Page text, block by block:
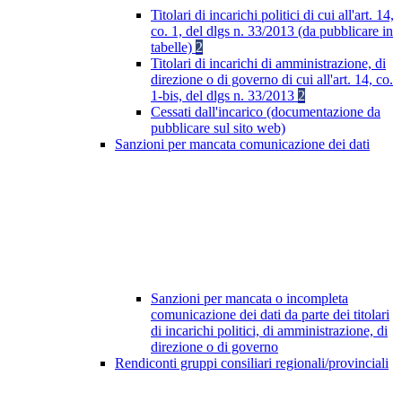
Titolari di incarichi politici di cui all'art. 14,
co. 1, del dlgs n. 33/2013 (da pubblicare in
tabelle) 2
Titolari di incarichi di amministrazione, di
direzione o di governo di cui all'art. 14, co.
1-bis, del dlgs n. 33/2013 2
Cessati dall'incarico (documentazione da
pubblicare sul sito web)
Sanzioni per mancata comunicazione dei dati
Sanzioni per mancata o incompleta
comunicazione dei dati da parte dei titolari
di incarichi politici, di amministrazione, di
direzione o di governo
Rendiconti gruppi consiliari regionali/provinciali